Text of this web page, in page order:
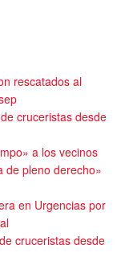
rescatados al
cruceristas desde
a los vecinos
de pleno derecho»
en Urgencias por
cruceristas desde